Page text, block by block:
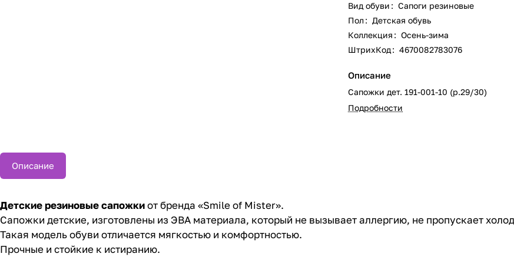
Вид обуви : Сапоги резиновые
Пол : Детская обувь
Коллекция : Осень-зима
ШтрихКод: 4670082783076
Описание
Сапожки дет. 191-001-10 (р.29/30)
Подробности
Описание
Детские резиновые сапожкиот бренда «Smile of Mister».
Сапожки детские, изготовлены из ЭВА материала, который не вызывает аллергию, не пропускает
Такая модель обуви отличается мягкостью и комфортностью.
Прочные и стойкие к истиранию.